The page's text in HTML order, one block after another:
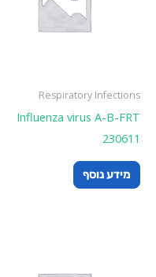
Respiratory Infections
Influenza virus A-B-FRT
230611
מידע נוסף